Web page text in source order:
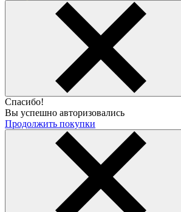
Спасибо!
Вы успешно авторизовались
Продолжить покупки